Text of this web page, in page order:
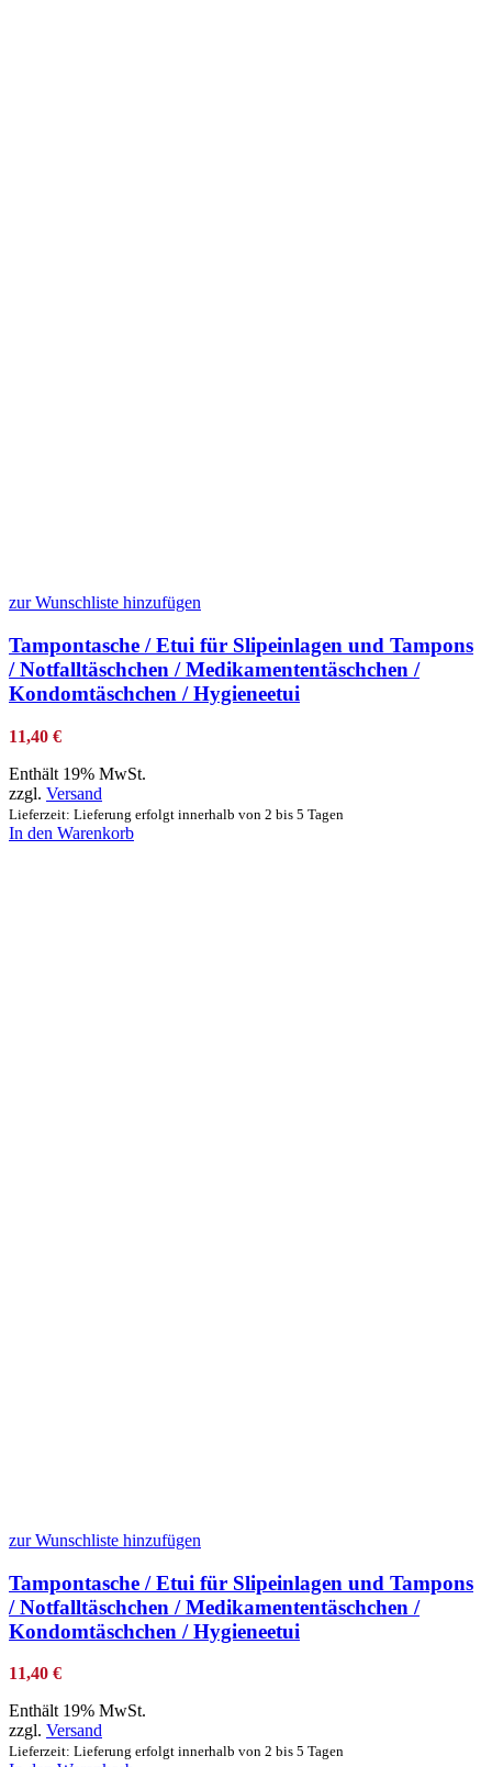
zur Wunschliste hinzufügen
Tampontasche / Etui für Slipeinlagen und Tampons
/ Notfalltäschchen / Medikamententäschchen /
Kondomtäschchen / Hygieneetui
11,40 €
Enthält 19% MwSt.
zzgl. Versand
Lieferzeit: Lieferung erfolgt innerhalb von 2 bis 5 Tagen
In den Warenkorb
zur Wunschliste hinzufügen
Tampontasche / Etui für Slipeinlagen und Tampons
/ Notfalltäschchen / Medikamententäschchen /
Kondomtäschchen / Hygieneetui
11,40 €
Enthält 19% MwSt.
zzgl. Versand
Lieferzeit: Lieferung erfolgt innerhalb von 2 bis 5 Tagen